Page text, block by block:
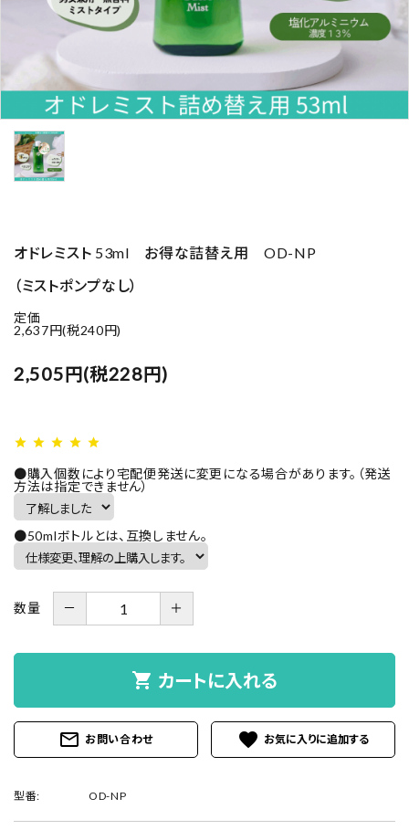
オドレミスト 53ml お得な詰替え用 OD-NP
（ミストポンプなし）
定価
2,637円(税240円)
2,505円(税228円)
star star star star star
●購入個数により宅配便発送に変更になる場合があります。（発送
方法は指定できません）
●50mlボトルとは、互換しません。
数量 － ＋
shopping_cart カートに入れる
mail_outline お問い合わせ favorite
型番: OD-NP